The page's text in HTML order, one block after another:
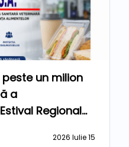
peste un milion
a
Regional
2026 Iulie 15